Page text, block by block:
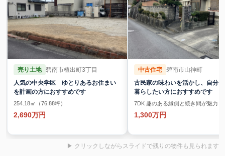
売り土地 碧南市植出町3丁目
人気の中央学区 ゆとりあるお住まい
を計画の方におすすめです
254.18㎡（76.88坪）
2,690万円
中古住宅 碧南市山神町
古民家の味わいを活かし、自分
暮らしたい方におすすめです
7DK 趣のある縁側と続き間が魅力
1,300万円
▶ クリックしながらスライドで残りの物件も見られます